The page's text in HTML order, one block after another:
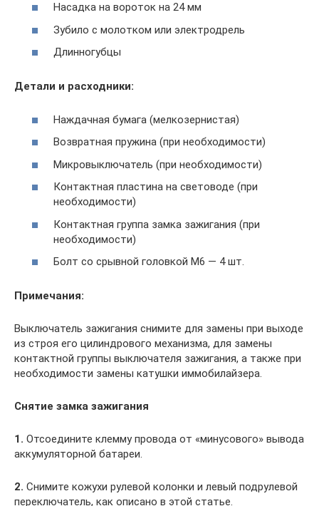
Насадка на вороток на 24 мм
Зубило с молотком или электродрель
Длинногубцы
Детали и расходники:
Наждачная бумага (мелкозернистая)
Возвратная пружина (при необходимости)
Микровыключатель (при необходимости)
Контактная пластина на световоде (при
необходимости)
Контактная группа замка зажигания (при
необходимости)
Болт со срывной головкой М6 — 4 шт.
Примечания:
Выключатель зажигания снимите для замены при выходе
из строя его цилиндрового механизма, для замены
контактной группы выключателя зажигания, а также при
необходимости замены катушки иммобилайзера.
Снятие замка зажигания
1. Отсоедините клемму провода от «минусового» вывода
аккумуляторной батареи.
2. Снимите кожухи рулевой колонки и левый подрулевой
переключатель, как описано в этой статье.